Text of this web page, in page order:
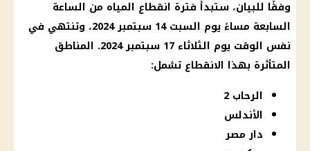
وفقًا للبيان، ستبدأ فترة انقطاع المياه من الساعة
السابعة مساءً يوم السبت 14 سبتمبر 2024، وتنتهي في
نفس الوقت يوم الثلاثاء 17 سبتمبر 2024. المناطق
المتأثرة بهذا الانقطاع تشمل:
الرحاب 2
الأندلس
دار مصر